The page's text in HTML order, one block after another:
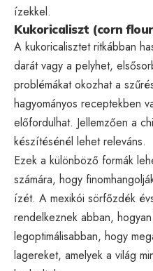
ízekkel.
Kukoricaliszt (corn
A kukoricalisztet ritkábban
darát vagy a pelyhet,
problémákat okozhat a
hagyományos receptekben
előfordulhat. Jellemzően a
készítésénél lehet releváns.
Ezek a különböző formák
számára, hogy
ízét. A mexikói sörfőzdék
rendelkeznek abban,
legoptimálisabban, hogy
lagereket, amelyek a világ